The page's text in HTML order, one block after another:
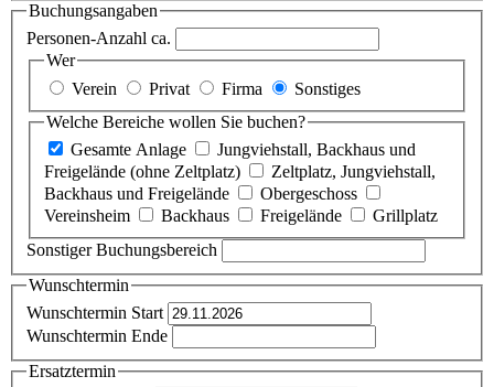
Buchungsangaben
Personen-Anzahl ca.
Wer
Verein
Privat Firma
Sonstiges
Welche Bereiche wollen Sie buchen?
Gesamte Anlage
Jungviehstall, Backhaus und
Freigelände (ohne Zeltplatz)
Zeltplatz, Jungviehstall,
Backhaus und Freigelände
Obergeschoss
Vereinsheim
Backhaus Freigelände
Grillplatz
Sonstiger Buchungsbereich
Wunschtermin
Wunschtermin Start
Wunschtermin Ende
Ersatztermin